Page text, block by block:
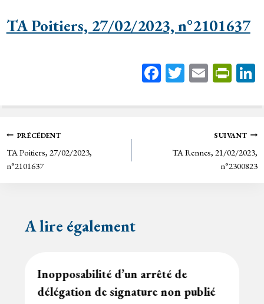
TA Poitiers, 27/02/2023, n°2101637
Fa
bo
T
tt
E
ail
Pr
tF
rie
n
dl
Navigation
de
PRÉCÉDENT
TA Poitiers, 27/02/2023,
n°2101637
SUIVANT
TA Rennes, 21/02/2023,
n°2300823
A lire également
Inopposabilité d’un arrêté de
délégation de signature non publié